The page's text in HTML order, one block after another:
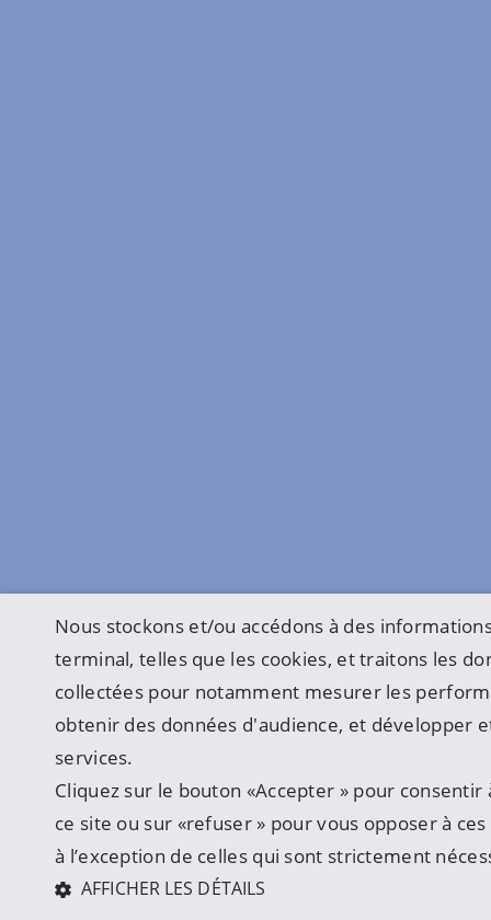
Nous stockons et/ou accédons à des
terminal, telles que les cookies, et traitons les
collectées pour notamment mesurer les
obtenir des données d'audience, et développer
services.
Cliquez sur le bouton «Accepter » pour consentir
ce site ou sur «refuser » pour vous opposer à
à l’exception de celles qui sont strictement
AFFICHER LES DÉTAILS